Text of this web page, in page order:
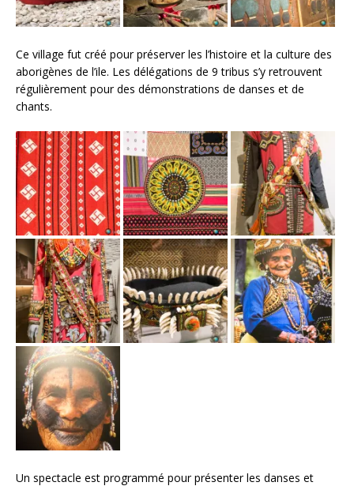
Ce village fut créé pour préserver les l’histoire et la culture des
aborigènes de l’ile. Les délégations de 9 tribus s’y retrouvent
régulièrement pour des démonstrations de danses et de
chants.
Un spectacle est programmé pour présenter les danses et